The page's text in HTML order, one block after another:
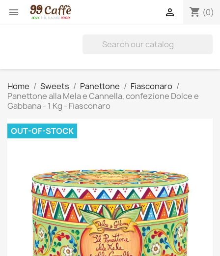
 shopping_cart (0)

Home Sweets Panettone
Fiasconaro
Panettone alla Mela e Cannella, confezione Dolce e
Gabbana - 1 Kg - Fiasconaro
OUT-OF-STOCK